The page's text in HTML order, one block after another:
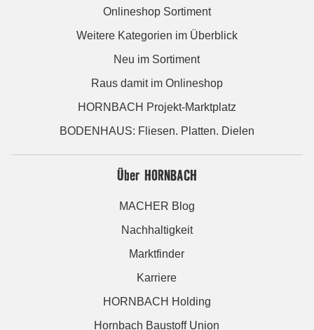
Onlineshop Sortiment
Weitere Kategorien im Überblick
Neu im Sortiment
Raus damit im Onlineshop
HORNBACH Projekt-Marktplatz
BODENHAUS: Fliesen. Platten. Dielen
Über HORNBACH
MACHER Blog
Nachhaltigkeit
Marktfinder
Karriere
HORNBACH Holding
Hornbach Baustoff Union